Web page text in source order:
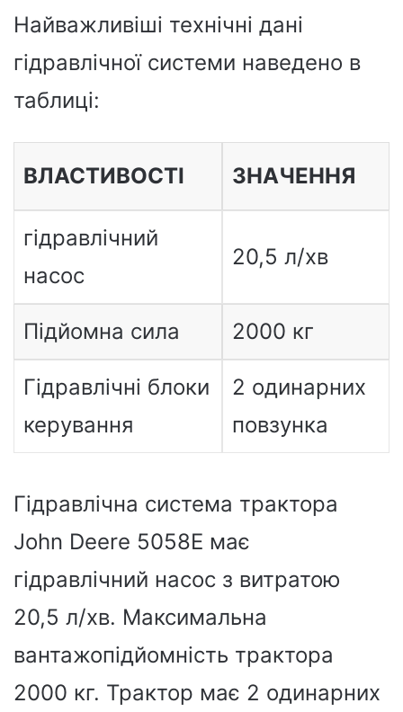
Найважливіші технічні дані
гідравлічної системи наведено в
таблиці:
ВЛАСТИВОСТІ ЗНАЧЕННЯ
гідравлічний
насос
20,5 л/хв
Підйомна сила 2000 кг
Гідравлічні блоки
керування
2 одинарних
повзунка
Гідравлічна система трактора
John Deere 5058E має
гідравлічний насос з витратою
20,5 л/хв. Максимальна
вантажопідйомність трактора
2000 кг. Трактор має 2 одинарних